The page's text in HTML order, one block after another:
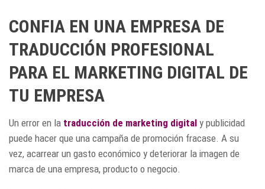
CONFIA EN UNA EMPRESA DE
TRADUCCIÓN PROFESIONAL
PARA EL MARKETING DIGITAL DE
TU EMPRESA
Un error en la traducción de marketing digital y publicidad
puede hacer que una campaña de promoción fracase. A su
vez, acarrear un gasto económico y deteriorar la imagen de
marca de una empresa, producto o negocio.